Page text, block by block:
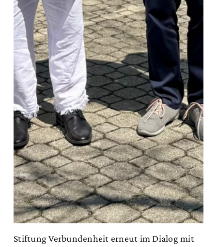
Stiftung Verbundenheit erneut im Dialog mit